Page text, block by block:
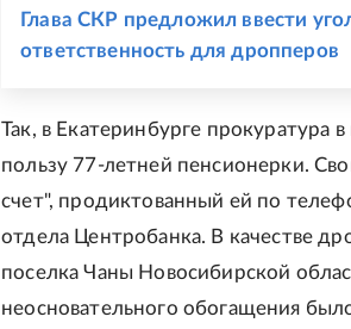
Глава СКР предложил ввести
ответственность для дропперов
Так, в Екатеринбурге прокуратура
пользу 77-летней пенсионерки.
счет", продиктованный ей по
отдела Центробанка. В качестве
поселка Чаны Новосибирской
неосновательного обогащения